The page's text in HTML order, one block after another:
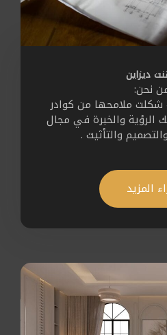
ديزاين
نحن:
ملامحها من كوادر
الرؤية والخبرة في مجال
والتأثيث .
المزيد